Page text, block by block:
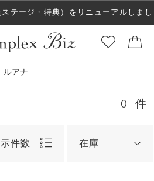
テージ・特典）をリニューアルしまし
た！
ルアナ
0 件
件数 在庫